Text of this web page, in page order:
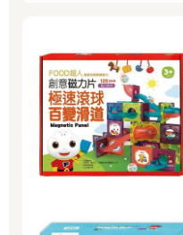
孩子一起迎接成長的
堂開學季！爸媽好輕
包、書套參展品全面
元電子禮券 👉全站商